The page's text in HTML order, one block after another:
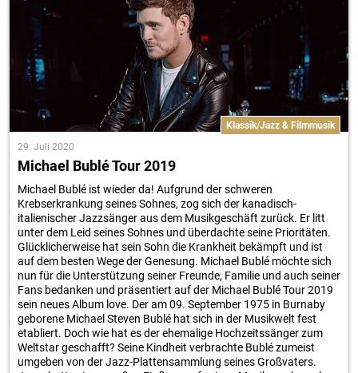
Klassik/Jazz & Filmmusik
29. Juli 2020
Michael Bublé Tour 2019
Michael Bublé ist wieder da! Aufgrund der schweren
Krebserkrankung seines Sohnes, zog sich der kanadisch-
italienischer Jazzsänger aus dem Musikgeschäft zurück. Er litt
unter dem Leid seines Sohnes und überdachte seine Prioritäten.
Glücklicherweise hat sein Sohn die Krankheit bekämpft und ist
auf dem besten Wege der Genesung. Michael Bublé möchte sich
nun für die Unterstützung seiner Freunde, Familie und auch seiner
Fans bedanken und präsentiert auf der Michael Bublé Tour 2019
sein neues Album love. Der am 09. September 1975 in Burnaby
geborene Michael Steven Bublé hat sich in der Musikwelt fest
etabliert. Doch wie hat es der ehemalige Hochzeitssänger zum
Weltstar geschafft? Seine Kindheit verbrachte Bublé zumeist
umgeben von der Jazz-Plattensammlung seines Großvaters.